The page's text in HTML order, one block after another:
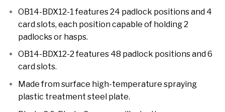
OB14-BDX12-1 features 24 padlock positions and 4
card slots, each position capable of holding 2
padlocks or hasps.
OB14-BDX12-2 features 48 padlock positions and 6
card slots.
Made from surface high-temperature spraying
plastic treatment steel plate.